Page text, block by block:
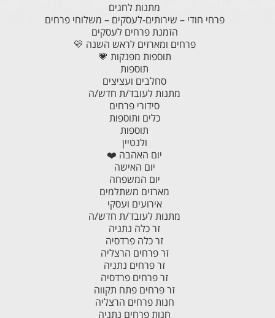
מתנות לחגים
פרחי חודי – שירותים-לעסקים – משלוחי פרחים
הזמנת פרחים לעסקים
פרחים ומארזים לראש השנה 💛
תוספות מפנקות 💗
תוספות
סחלבים ועציצים
מתנות לעובד/ת חדש/ה
סידורי פרחים
כלים ותוספות
תוספות
ולנטיין
יום האהבה ❤️
יום האישה
יום המשפחה
מארזים משתלמים
אירועים ועסקי
מתנות לעובד/ת חדש/ה
זר כלה נתניה
זר כלה פרדסיה
זר פרחים הרצליה
זר פרחים נתניה
זר פרחים פרדסיה
זר פרחים פתח תקווה
חנות פרחים הרצליה
חנות פרחים נתניה